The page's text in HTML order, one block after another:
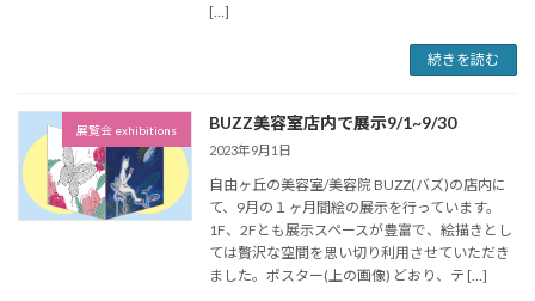
[…]
続きを読む
展覧会 exhibitions BUZZ美容室店内で展示9/1~9/30
2023年9月1日
自由ヶ丘の美容室/美容院 BUZZ(バズ)の店内に
て、9月の１ヶ月間絵の展示を行っています。
1F、2Fとも展示スペースが豊富で、絵描きとし
ては贅沢な空間を思い切り利用させていただき
ました。ポスター(上の画像) どおり、テ […]